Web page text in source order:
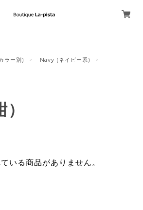
ラー別)
Navy (ネイビー系)
いる商品がありません。